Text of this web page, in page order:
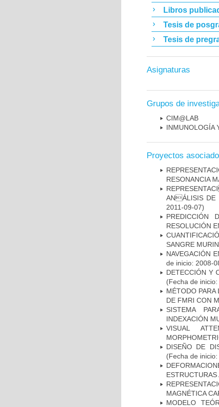
Libros
Tesis de
Tesis de
Asignaturas
Grupos de
CIM@LAB
INMUNOLOGÍA
Proyectos
RESONANCIA
ANÁLISIS DE
2011-09-07)
PREDICCIÓN
RESOLUCIÓN
SANGRE
NAVEGACIÓN
de inicio: 2008-
DETECCIÓN Y
(Fecha de
MÉTODO PARA
DE FMRI CON
SISTEMA
INDEXACIÓN
VISUAL
DISEÑO DE
(Fecha de
MAGNÉTICA
MODELO